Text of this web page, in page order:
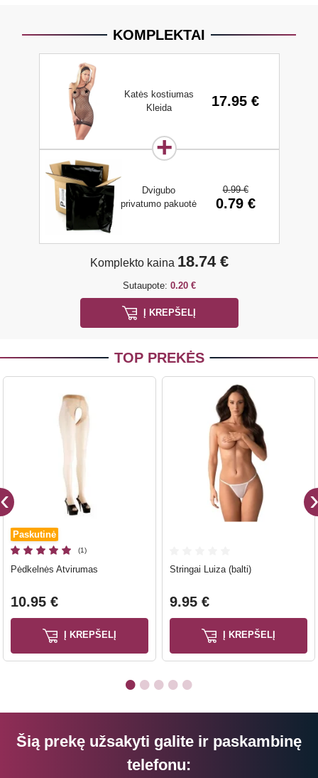
KOMPLEKTAI
Katės kostiumas
Kleida
17.95 €
Dvigubo
privatumo pakuotė
0.99 €
0.79 €
Komplekto kaina 18.74 €
Sutaupote: 0.20 €
Į KREPŠELĮ
TOP PREKĖS
Paskutinė
(1)
Pėdkelnės Atvirumas
10.95 €
Į KREPŠELĮ
Stringai Luiza (balti)
9.95 €
Į KREPŠELĮ
Šią prekę užsakyti galite ir paskambinę
telefonu: